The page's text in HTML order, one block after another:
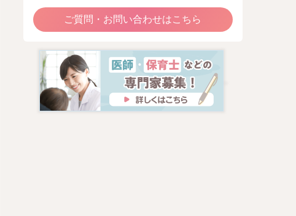
ご質問・お問い合わせはこちら